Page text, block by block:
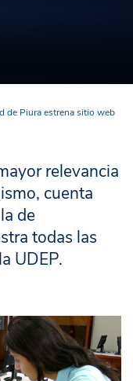
de Piura estrena sitio web
relevancia
cuenta
de
todas las
UDEP.